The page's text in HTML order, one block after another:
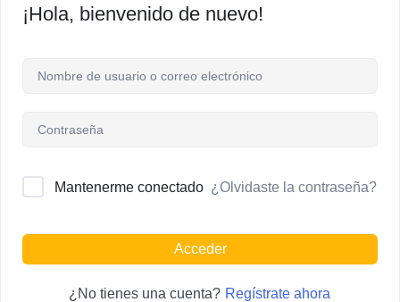
¡Hola, bienvenido de nuevo!
Mantenerme conectado ¿Olvidaste la contraseña?
Acceder
¿No tienes una cuenta? Regístrate ahora